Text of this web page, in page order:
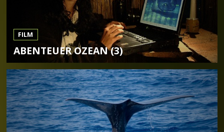
FILM
ABENTEUER OZEAN (3)